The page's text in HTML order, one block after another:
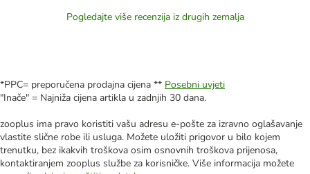
Pogledajte više recenzija iz drugih zemalja
*PPC= preporučena prodajna cijena ** Posebni uvjeti
"Inače" = Najniža cijena artikla u zadnjih 30 dana.
zooplus ima pravo koristiti vašu adresu e-pošte za izravno oglašavanje
vlastite slične robe ili usluga. Možete uložiti prigovor u bilo kojem
trenutku, bez ikakvih troškova osim osnovnih troškova prijenosa,
kontaktiranjem zooplus službe za korisničke. Više informacija možete